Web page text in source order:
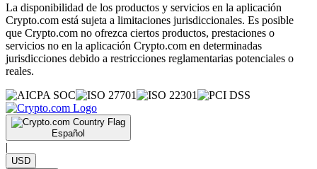
La disponibilidad de los productos y servicios en la aplicación
Crypto.com está sujeta a limitaciones jurisdiccionales. Es posible
que Crypto.com no ofrezca ciertos productos, prestaciones o
servicios no en la aplicación Crypto.com en determinadas
jurisdicciones debido a restricciones reglamentarias potenciales o
reales.
Español
|
USD